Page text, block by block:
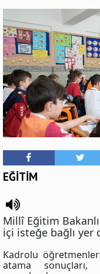
EĞİTİM
Millî Eğitim
içi isteğe bağlı yer
Kadrolu
atama sonuçları,